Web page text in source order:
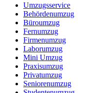
Umzugsservice
Behördenumzug
Büroumzug
Fernumzug
Firmenumzug
Laborumzug
Mini Umzug
Praxisumzug
Privatumzug
Seniorenumzug